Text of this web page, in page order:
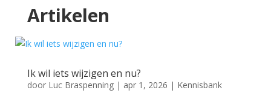
Artikelen
Ik wil iets wijzigen en nu?
door Luc Braspenning| apr 1, 2026 | Kennisbank